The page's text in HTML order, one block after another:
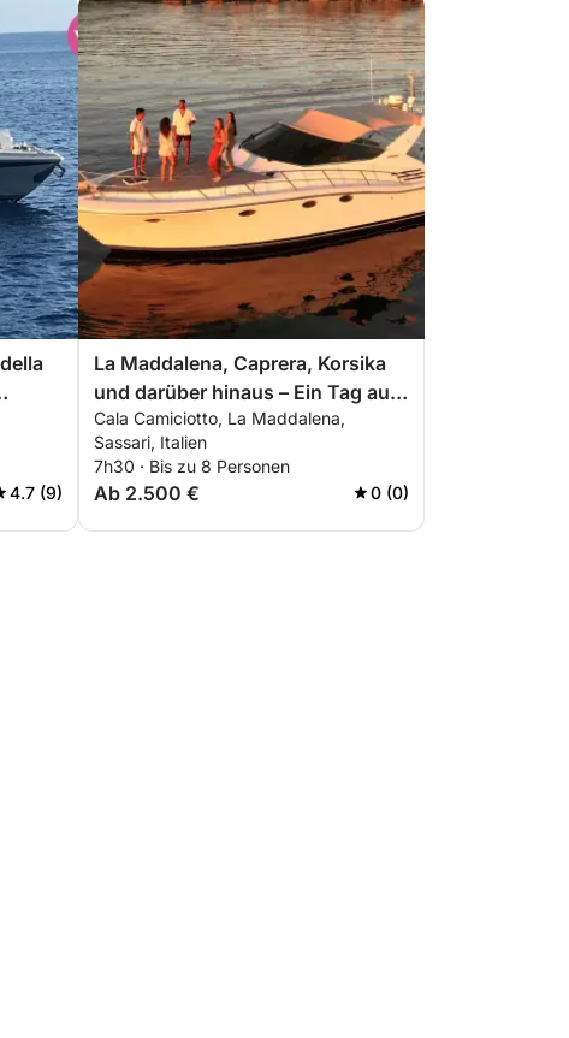
4.7 (9)
La Maddalena, Caprera, Korsika
und darüber hinaus – Ein Tag auf
einem Boot inmitten der
schönsten Gewässer des
Mittelmeers
Cala Camiciotto, La Maddalena,
Sassari, Italien
7h30 · Bis zu 8 Personen
Ab 2.500 € 0 (0)